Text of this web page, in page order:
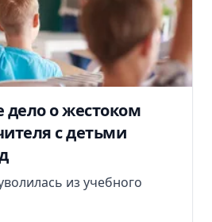
о жестоком
с детьми
из учебного